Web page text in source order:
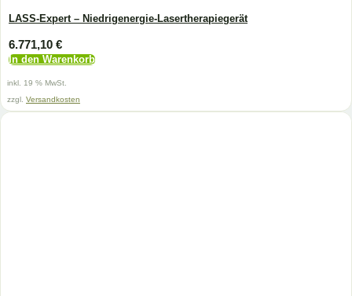
LASS-Expert – Niedrigenergie-Lasertherapiegerät
6.771,10 €
In den Warenkorb
inkl. 19 % MwSt.
zzgl. Versandkosten